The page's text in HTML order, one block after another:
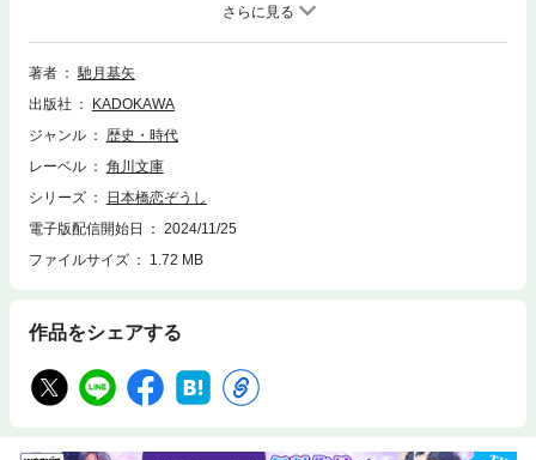
日、店先に現れた乱暴者をおるうは小太刀術で懲らしめる。奉公人を救っ
たことで、店に馴染んでいったおるうは、おかみとしての新生活を歩み始
める――。訳あって結婚した夫婦が心を通わしていく様子を描いた、恋愛
著者
馳月基矢
出版社
KADOKAWA
ジャンル
歴史・時代
レーベル
角川文庫
シリーズ
日本橋恋ぞうし
電子版配信開始日
2024/11/25
ファイルサイズ
1.72 MB
作品をシェアする